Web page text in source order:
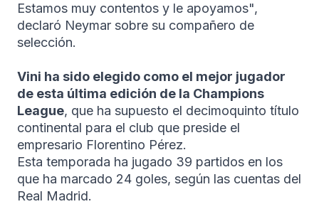
Estamos muy contentos y le apoyamos",
declaró Neymar sobre su compañero de
selección.
Vini ha sido elegido como el mejor jugador
de esta última edición de la Champions
League, que ha supuesto el decimoquinto título
continental para el club que preside el
empresario Florentino Pérez.
Esta temporada ha jugado 39 partidos en los
que ha marcado 24 goles, según las cuentas del
Real Madrid.